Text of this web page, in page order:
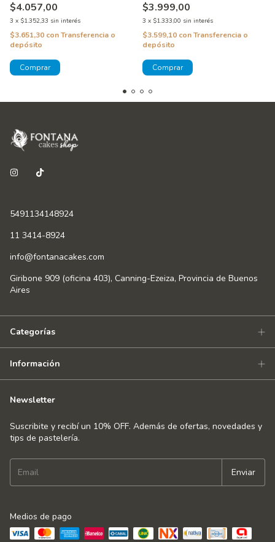
$4.057,00
3 x $1.352,33 sin interés
$3.651,30 conTransferencia o
depósito
$3.999,00
3 x $1.333,00 sin interés
$3.599,10 conTransferencia o
depósito
5491134148924
11 3414-8924
info@fontanacakes.com
Giribone 909 (oficina 403), Canning-Ezeiza, Provincia de Buenos
Aires
Categorías
Información
Newsletter
Suscribite y recibí un 10% OFF. Además de ofertas, novedades y
tips de pastelería.
Medios de pago